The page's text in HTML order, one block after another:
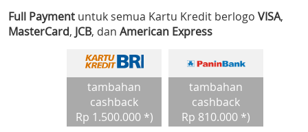
Full Payment untuk semua Kartu Kredit berlogo VISA,
MasterCard, JCB, dan American Express
tambahan
cashback
Rp 1.500.000 *)
tambahan
cashback
Rp 810.000 *)